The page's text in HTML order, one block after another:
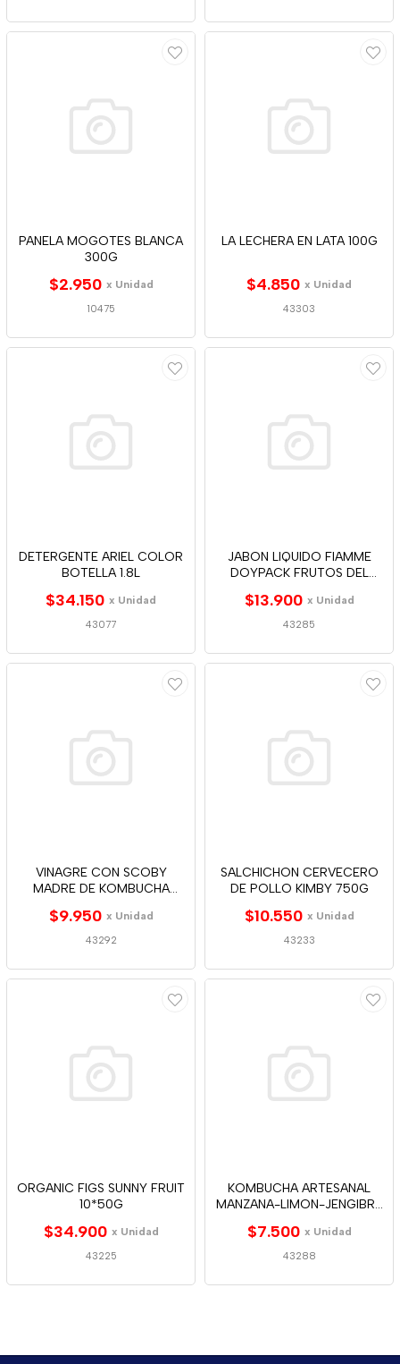
PANELA MOGOTES BLANCA
300G
$2.950 x Unidad
10475
LA LECHERA EN LATA 100G
$4.850 x Unidad
43303
DETERGENTE ARIEL COLOR
BOTELLA 1.8L
$34.150 x Unidad
43077
JABON LIQUIDO FIAMME
DOYPACK FRUTOS DEL
$13.900 x Unidad
43285
VINAGRE CON SCOBY
MADRE DE KOMBUCHA
$9.950 x Unidad
43292
SALCHICHON CERVECERO
DE POLLO KIMBY 750G
$10.550 x Unidad
43233
ORGANIC FIGS SUNNY FRUIT
10*50G
$34.900 x Unidad
43225
KOMBUCHA ARTESANAL
MANZANA-LIMON-JENGIBRE
$7.500 x Unidad
43288